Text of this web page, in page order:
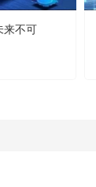
来不可